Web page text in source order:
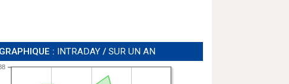
GRAPHIQUE : INTRADAY /SUR UN AN